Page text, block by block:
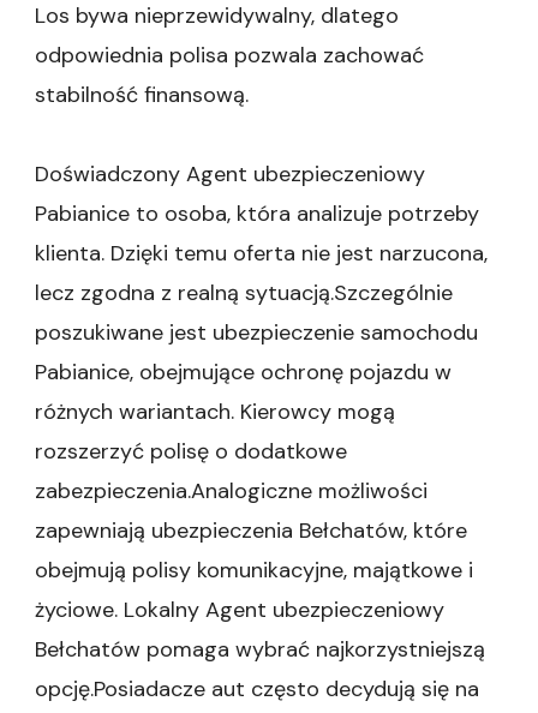
Los bywa nieprzewidywalny, dlatego
odpowiednia polisa pozwala zachować
stabilność finansową.
Doświadczony Agent ubezpieczeniowy
Pabianice to osoba, która analizuje potrzeby
klienta. Dzięki temu oferta nie jest narzucona,
lecz zgodna z realną sytuacją.Szczególnie
poszukiwane jest ubezpieczenie samochodu
Pabianice, obejmujące ochronę pojazdu w
różnych wariantach. Kierowcy mogą
rozszerzyć polisę o dodatkowe
zabezpieczenia.Analogiczne możliwości
zapewniają ubezpieczenia Bełchatów, które
obejmują polisy komunikacyjne, majątkowe i
życiowe. Lokalny Agent ubezpieczeniowy
Bełchatów pomaga wybrać najkorzystniejszą
opcję.Posiadacze aut często decydują się na